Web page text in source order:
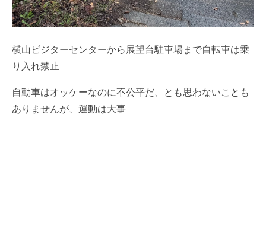
横山ビジターセンターから展望台駐車場まで自転車は乗
り入れ禁止
自動車はオッケーなのに不公平だ、とも思わないことも
ありませんが、運動は大事